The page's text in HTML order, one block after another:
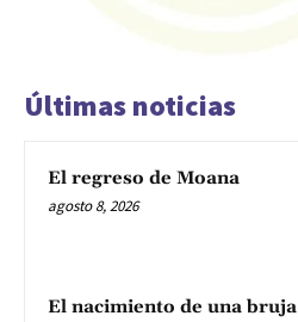
Últimas noticias
El regreso de Moana
agosto 8, 2026
El nacimiento de una bruja